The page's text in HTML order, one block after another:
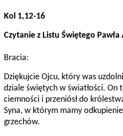
Kol 1,12-16
Czytanie z Listu Świętego
Bracia:
Dziękujcie Ojcu, który was
dziale świętych w światłości. On
ciemności i przeniósł do
Syna, w którym mamy
grzechów.